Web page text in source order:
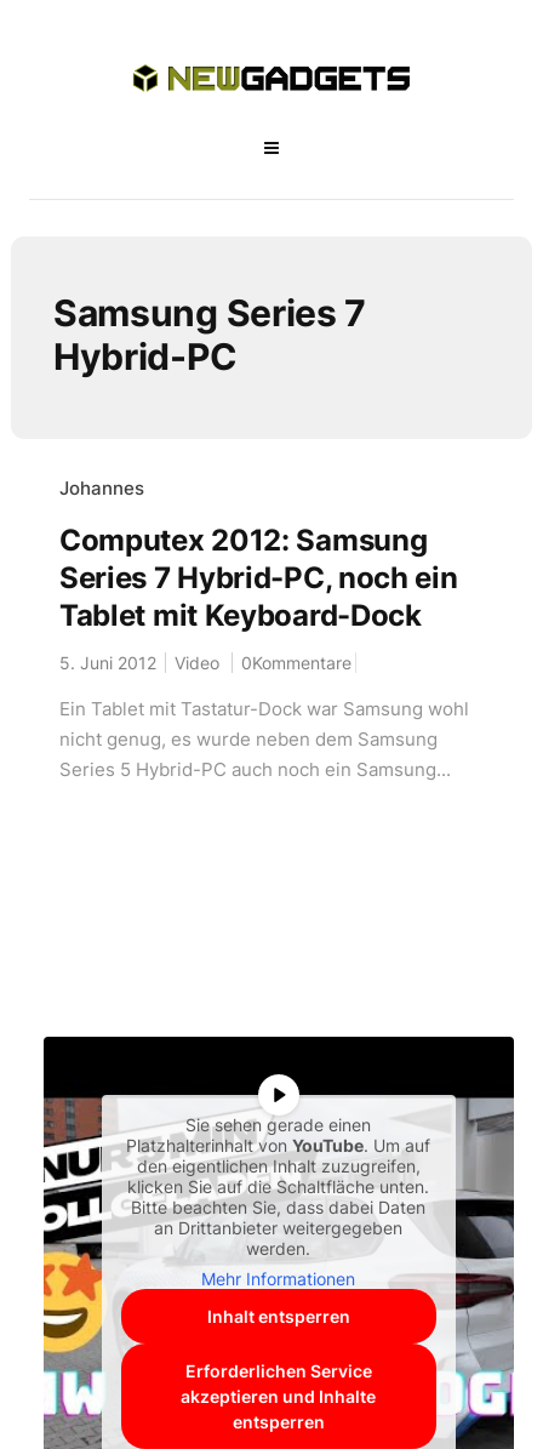
Samsung Series 7
Hybrid-PC
Johannes
Computex 2012: Samsung
Series 7 Hybrid-PC, noch ein
Tablet mit Keyboard-Dock
5. Juni 2012 Video 0Kommentare
Ein Tablet mit Tastatur-Dock war Samsung wohl
nicht genug, es wurde neben dem Samsung
Series 5 Hybrid-PC auch noch ein Samsung...
Sie sehen gerade einen
Platzhalterinhalt vonYouTube. Um auf
den eigentlichen Inhalt zuzugreifen,
klicken Sie auf die Schaltfläche unten.
Bitte beachten Sie, dass dabei Daten
an Drittanbieter weitergegeben
werden.
Mehr Informationen
Inhalt entsperren
Erforderlichen Service
akzeptieren und Inhalte
entsperren